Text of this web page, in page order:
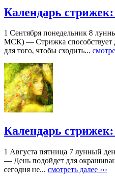
Календарь стрижек:
1 Сентября понедельник 8
МСК) — Стрижка способствует
для того, чтобы сходить...
Календарь стрижек:
1 Августа пятница 7 лунный
— День подойдет для
сегодня не... смотреть далее ›››